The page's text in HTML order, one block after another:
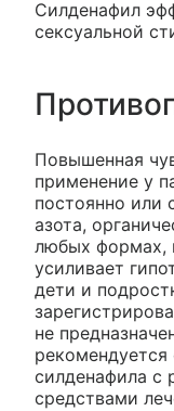
Силденафил
сексуальной
Повышенная
применение у
постоянно или
азота,
любых формах,
усиливает
дети и
не
силденафила с
средствами